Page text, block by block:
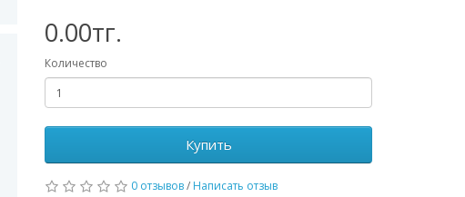
0.00тг.
Количество
Купить
0 отзывов/ Написать отзыв